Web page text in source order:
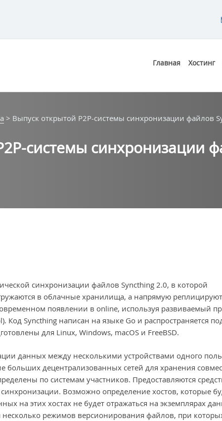
Главная Хостинг
> Выпуск открытой P2P-системы синхронизации файлов
системы синхронизации
синхронизации файлов Syncthing 2.0, в которой
в облачные хранилища, а напрямую
появлении в online, используя развиваемый
Код Syncthing написан на языке Go и распространяется
для Linux, Windows, macOS и FreeBSD.
данных между несколькими устройствами одного
больших децентрализованных сетей для хранения
по системам участников. Предоставляются
Возможно определение хостов, которые
на этих хостах не будет отражаться на экземплярах
несколько режимов версионирования файлов, при